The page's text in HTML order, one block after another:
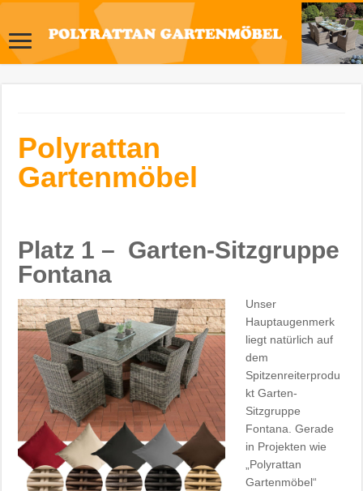
Polyrattan
Gartenmöbel
Platz 1 – Garten-Sitzgruppe
Fontana
Unser
Hauptaugenmerk
liegt natürlich auf
dem
Spitzenreiterprodu
kt Garten-
Sitzgruppe
Fontana. Gerade
in Projekten wie
„Polyrattan
Gartenmöbel“